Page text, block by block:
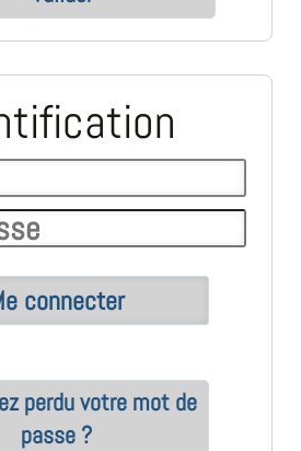
perdu votre mot de
passe ?